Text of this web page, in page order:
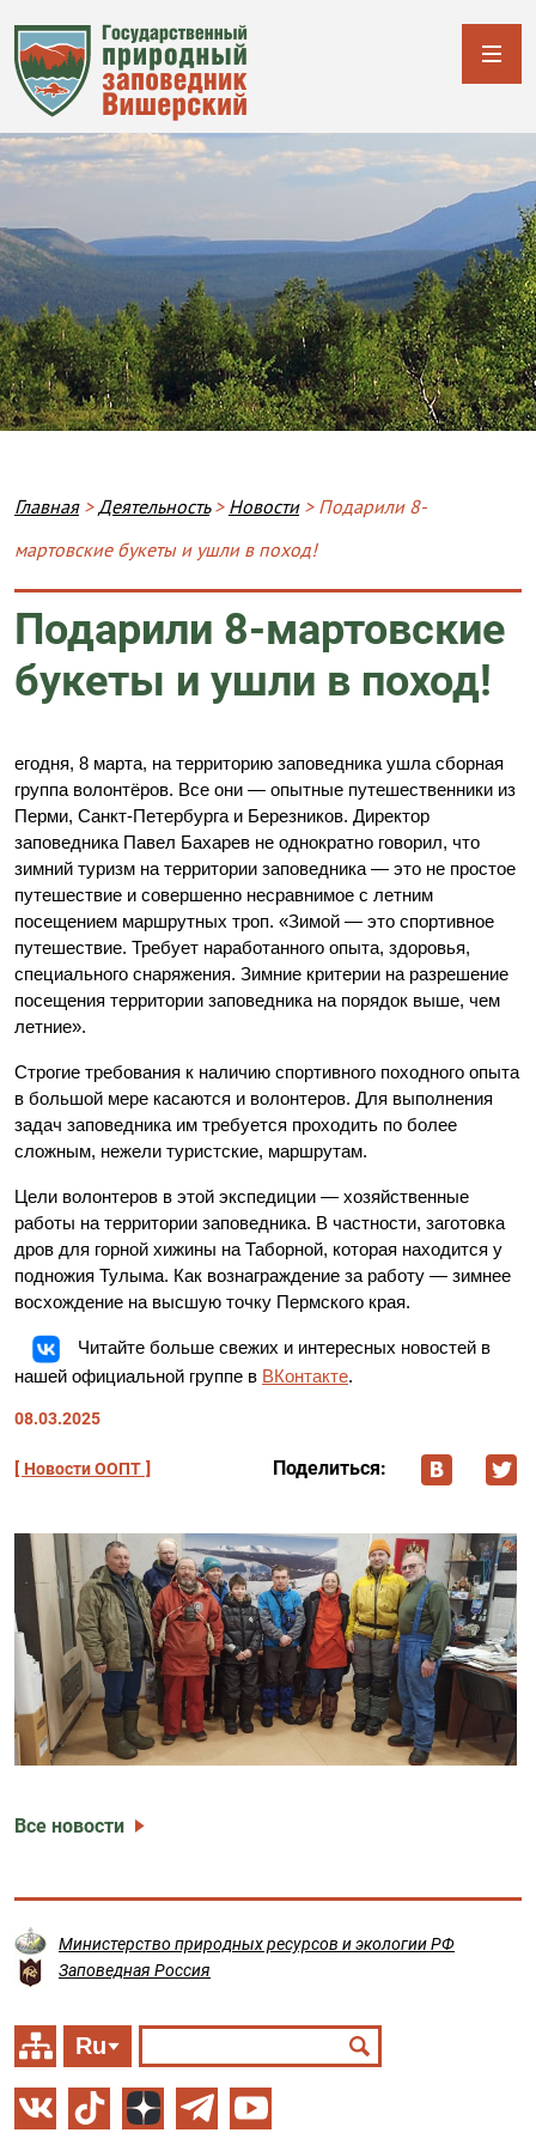
Строка навигации
Главная Деятельность Новости Подарили 8-
мартовские букеты и ушли в поход!
Подарили 8-мартовские
букеты и ушли в поход!
егодня, 8 марта, на территорию заповедника ушла сборная
группа волонтёров. Все они — опытные путешественники из
Перми, Санкт-Петербурга и Березников. Директор
заповедника Павел Бахарев не однократно говорил, что
зимний туризм на территории заповедника — это не простое
путешествие и совершенно несравнимое с летним
посещением маршрутных троп. «Зимой — это спортивное
путешествие. Требует наработанного опыта, здоровья,
специального снаряжения. Зимние критерии на разрешение
посещения территории заповедника на порядок выше, чем
летние».
Строгие требования к наличию спортивного походного опыта
в большой мере касаются и волонтеров. Для выполнения
задач заповедника им требуется проходить по более
сложным, нежели туристские, маршрутам.
Цели волонтеров в этой экспедиции — хозяйственные
работы на территории заповедника. В частности, заготовка
дров для горной хижины на Таборной, которая находится у
подножия Тулыма. Как вознаграждение за работу — зимнее
восхождение на высшую точку Пермского края.
Читайте больше свежих и интересных новостей в
нашей официальной группе в ВКонтакте.
08.03.2025
Новости ООПТ Поделиться:
Все новости
Министерство природных ресурсов и экологии РФ
Заповедная Россия
Ru